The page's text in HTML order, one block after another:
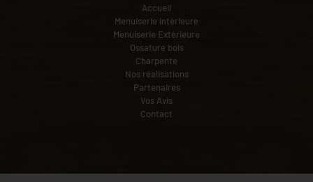
Accueil
Menuiserie intérieure
Menuiserie Extérieure
Ossature bois
Charpente
Nos réalisations
Partenaires
Vos Avis
Contact